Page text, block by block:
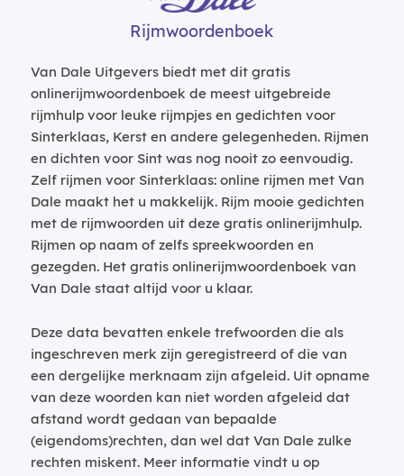
Rijmwoordenboek
Van Dale Uitgevers biedt met dit gratis
onlinerijmwoordenboek de meest uitgebreide
rijmhulp voor leuke rijmpjes en gedichten voor
Sinterklaas, Kerst en andere gelegenheden. Rijmen
en dichten voor Sint was nog nooit zo eenvoudig.
Zelf rijmen voor Sinterklaas: online rijmen met Van
Dale maakt het u makkelijk. Rijm mooie gedichten
met de rijmwoorden uit deze gratis onlinerijmhulp.
Rijmen op naam of zelfs spreekwoorden en
gezegden. Het gratis onlinerijmwoordenboek van
Van Dale staat altijd voor u klaar.
Deze data bevatten enkele trefwoorden die als
ingeschreven merk zijn geregistreerd of die van
een dergelijke merknaam zijn afgeleid. Uit opname
van deze woorden kan niet worden afgeleid dat
afstand wordt gedaan van bepaalde
(eigendoms)rechten, dan wel dat Van Dale zulke
rechten miskent. Meer informatie vindt u op